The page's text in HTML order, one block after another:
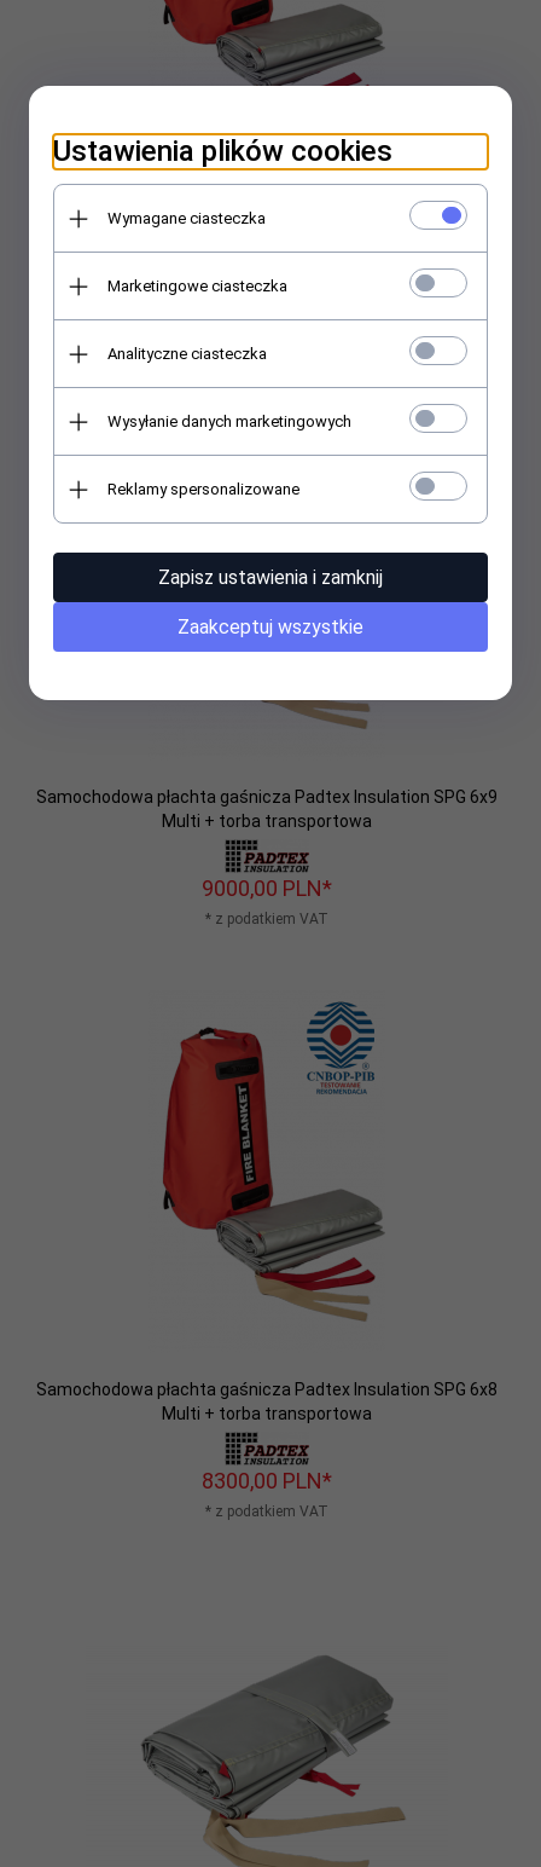
Samochodowa płachta gaśnicza Padtex Insulation SPG 7x10
Multi + torba transportowa
11300,00
* z podatkiem VAT
Samochodowa płachta gaśnicza Padtex Insulation SPG 6x9
Multi + torba transportowa
9000,00 PLN*
* z podatkiem VAT
Samochodowa płachta gaśnicza Padtex Insulation SPG 6x8
Multi + torba transportowa
8300,00 PLN*
* z podatkiem VAT
Ustawienia plików cookies
Wymagane ciasteczka
Marketingowe ciasteczka
Analityczne ciasteczka
Wysyłanie danych marketingowych
Reklamy spersonalizowane
Zapisz ustawienia i zamknij
Zaakceptuj wszystkie